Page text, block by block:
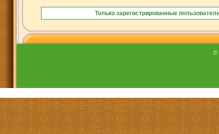
Только зарегистрированные
©